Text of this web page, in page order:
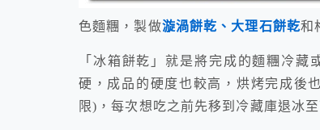
色麵糰，製做漩渦餅乾、大理石餅乾和
「冰箱餅乾」就是將完成的麵糰冷
硬，成品的硬度也較高，烘烤完成後
限)，每次想吃之前先移到冷藏庫退冰